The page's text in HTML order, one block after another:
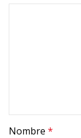
Nombre *